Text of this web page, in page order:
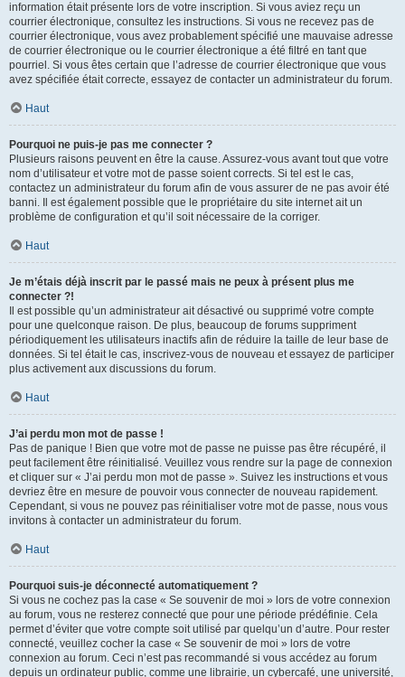
information était présente lors de votre inscription. Si vous aviez reçu un
courrier électronique, consultez les instructions. Si vous ne recevez pas de
courrier électronique, vous avez probablement spécifié une mauvaise adresse
de courrier électronique ou le courrier électronique a été filtré en tant que
pourriel. Si vous êtes certain que l’adresse de courrier électronique que vous
avez spécifiée était correcte, essayez de contacter un administrateur du forum.
Haut
Pourquoi ne puis-je pas me connecter ?
Plusieurs raisons peuvent en être la cause. Assurez-vous avant tout que votre
nom d’utilisateur et votre mot de passe soient corrects. Si tel est le cas,
contactez un administrateur du forum afin de vous assurer de ne pas avoir été
banni. Il est également possible que le propriétaire du site internet ait un
problème de configuration et qu’il soit nécessaire de la corriger.
Haut
Je m’étais déjà inscrit par le passé mais ne peux à présent plus me
connecter ?!
Il est possible qu’un administrateur ait désactivé ou supprimé votre compte
pour une quelconque raison. De plus, beaucoup de forums suppriment
périodiquement les utilisateurs inactifs afin de réduire la taille de leur base de
données. Si tel était le cas, inscrivez-vous de nouveau et essayez de participer
plus activement aux discussions du forum.
Haut
J’ai perdu mon mot de passe !
Pas de panique ! Bien que votre mot de passe ne puisse pas être récupéré, il
peut facilement être réinitialisé. Veuillez vous rendre sur la page de connexion
et cliquer sur « J’ai perdu mon mot de passe ». Suivez les instructions et vous
devriez être en mesure de pouvoir vous connecter de nouveau rapidement.
Cependant, si vous ne pouvez pas réinitialiser votre mot de passe, nous vous
invitons à contacter un administrateur du forum.
Haut
Pourquoi suis-je déconnecté automatiquement ?
Si vous ne cochez pas la case « Se souvenir de moi » lors de votre connexion
au forum, vous ne resterez connecté que pour une période prédéfinie. Cela
permet d’éviter que votre compte soit utilisé par quelqu’un d’autre. Pour rester
connecté, veuillez cocher la case « Se souvenir de moi » lors de votre
connexion au forum. Ceci n’est pas recommandé si vous accédez au forum
depuis un ordinateur public, comme une librairie, un cybercafé, une université,